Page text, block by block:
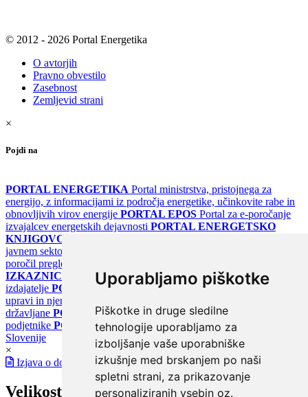
Uporabljamo piškotke
Piškotke in druge sledilne
tehnologije uporabljamo za
izboljšanje vaše uporabniške
izkušnje med brskanjem po naši
spletni strani, za prikazovanje
personaliziranih vsebin oz.
© 2012 - 2026 Portal Energetika
O avtorjih
Pravno obvestilo
Zasebnost
Zemljevid strani
×
Pojdi na
PORTAL ENERGETIKA Portal ministrstva, pristojnega za
energijo, z informacijami iz področja energetike, učinkovite rabe in
obnovljivih virov energije PORTAL EPOS Portal za e-poročanje
izvajalcev energetskih dejavnosti PORTAL ENERGETSKO
KNJIGOVODSTVO
javnem sektorju
poročil pregledov klimatskih sistemov
IZKAZNICE
Register energetskih izkaznic - za izdelovalce in
izdajatelje PORTAL GOV.SI Osrednje spletno mesto o državni
upravi in njenih storitvah
državljane PORTAL SPOT Državni portal za podjetja in
podjetnike PORTAL OPSI Državni portal odprtih podatkov
Slovenije
×
Izjava o dostopnosti
Velikost pisave